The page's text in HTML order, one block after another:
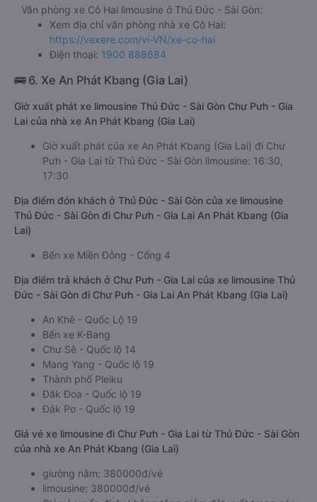
Văn phòng xe Cô Hai limousine ở Thủ Đức - Sài Gòn:
Xem địa chỉ văn phòng nhà xe Cô Hai:
https://vexere.com/vi-VN/xe-co-hai
Điện thoại: 1900 888684
🚌 6. Xe An Phát Kbang (Gia Lai)
Giờ xuất phát xe limousine Thủ Đức - Sài Gòn Chư Pưh - Gia
Lai của nhà xe An Phát Kbang (Gia Lai)
Giờ xuất phát của xe An Phát Kbang (Gia Lai) đi Chư
Pưh - Gia Lai từ Thủ Đức - Sài Gòn limousine: 16:30,
17:30
Địa điểm đón khách ở Thủ Đức - Sài Gòn của xe limousine
Thủ Đức - Sài Gòn đi Chư Pưh - Gia Lai An Phát Kbang (Gia
Lai)
Bến xe Miền Đông - Cổng 4
Địa điểm trả khách ở Chư Pưh - Gia Lai của xe limousine Thủ
Đức - Sài Gòn đi Chư Pưh - Gia Lai An Phát Kbang (Gia Lai)
An Khê - Quốc Lộ 19
Bến xe K-Bang
Chư Sê - Quốc lộ 14
Mang Yang - Quốc lộ 19
Thành phố Pleiku
Đăk Đoa - Quốc lộ 19
Đắk Pơ - Quốc lộ 19
Giá vé xe limousine đi Chư Pưh - Gia Lai từ Thủ Đức - Sài Gòn
của nhà xe An Phát Kbang (Gia Lai)
giường nằm: 380000đ/vé
limousine: 380000đ/vé